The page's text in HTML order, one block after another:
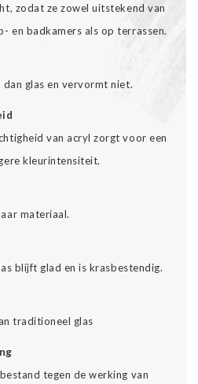
zodat ze zowel uitstekend van
en badkamers als op terrassen.
glas en vervormt niet.
van acryl zorgt voor een
kleurintensiteit.
materiaal.
blijft glad en is krasbestendig.
traditioneel glas
tegen de werking van